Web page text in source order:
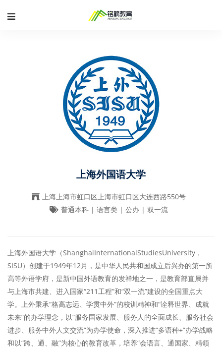
上海外国语大学
上海上海市虹口区上海市虹口区大连西路550号
普通本科 | 语言类 | 公办 | 双一流
上海外国语大学（ShanghaiInternationalStudiesUniversity，
SISU）创建于1949年12月，是中华人民共和国成立后兴办的第一所
高等外语学府，是新中国外语教育的发祥地之一，是教育部直属并
与上海市共建、进入国家“211工程”和“双一流”建设的全国重点大
学。上外秉承“格高志远、学贯中外”的校训精神和“诠释世界、成就
未来”的办学理念，以“服务国家发展、服务人的全面成长、服务社会
进步、服务中外人文交流”为办学使命，深入推进“多语种+”办学战略
和以“跨、通、融”为核心的教育改革，培养“会语言、通国家、精领